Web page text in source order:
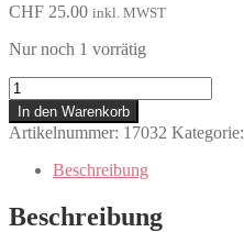
CHF 25.00 inkl. MWST
Nur noch 1 vorrätig
Totem
-
Die
Alptraum-
Kreaturen
kommen
Menge
In den Warenkorb
Artikelnummer: 17032 Kategorie:
Beschreibung
Beschreibung